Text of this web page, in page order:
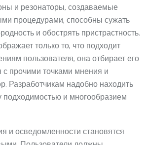
и резонаторы, создаваемые
процедурами, способны сужать
и обострять пристрастность.
только то, что подходит
пользователя, она отбирает его
с прочими точками мнения и
Разработчикам надобно находить
и многообразием
и осведомленности становятся